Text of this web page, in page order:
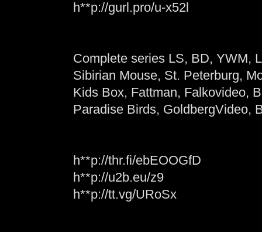
h**p://gurl.pro/u-x52l
Complete series LS, BD, YWM,
Sibirian Mouse, St. Peterburg,
Kids Box, Fattman, Falkovideo,
Paradise Birds, GoldbergVideo,
h**p://thr.fi/ebEOOGfD
h**p://u2b.eu/z9
h**p://tt.vg/URoSx